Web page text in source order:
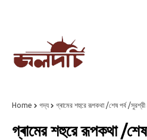
Home গদ্য গ্ৰামের শহুরে রূপকথা /শেষ পর্ব /সুরশ্রী
গ্ৰামের শহুরে রূপকথা /